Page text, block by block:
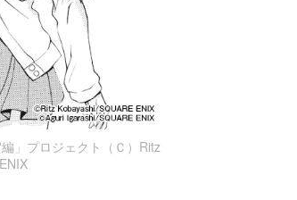
」プロジェクト（Ｃ）Ritz